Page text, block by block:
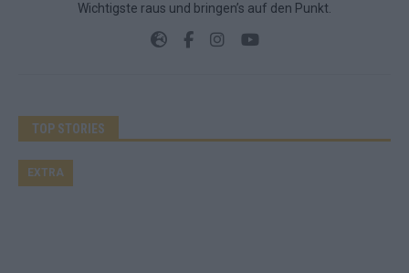
Wichtigste raus und bringen’s auf den Punkt.
TOP STORIES
EXTRA